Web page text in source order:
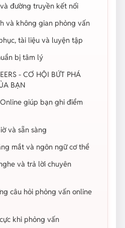
đường truyền kết nối
và không gian phỏng vấn
tài liệu và luyện tập
bị tâm lý
- CƠ HỘI BỨT PHÁ
BẠN
giúp bạn ghi điểm
và sẵn sàng
mắt và ngôn ngữ cơ thể
và trả lời chuyên
câu hỏi phỏng vấn online
khi phỏng vấn